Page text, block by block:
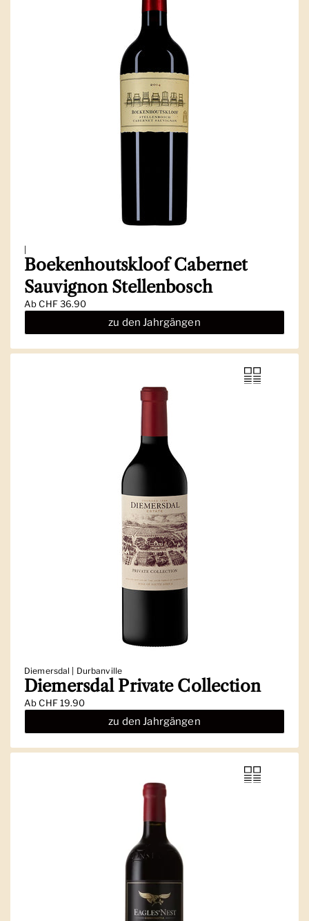
Boekenhoutskloof Cabernet
Sauvignon Stellenbosch
AbCHF 36.90
zu den Jahrgängen
Diemersdal | Durbanville
Diemersdal Private Collection
AbCHF 19.90
zu den Jahrgängen